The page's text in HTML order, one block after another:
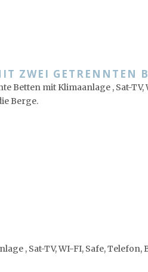
ZWEI GETRENNTEN
Betten mit Klimaanlage , Sat-TV,
Berge.
, Sat-TV, WI-FI, Safe,